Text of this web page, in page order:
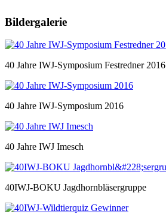
Bildergalerie
40 Jahre IWJ-Symposium Festredner 2016
40 Jahre IWJ-Symposium 2016
40 Jahre IWJ Imesch
40IWJ-BOKU Jagdhornbläsergruppe